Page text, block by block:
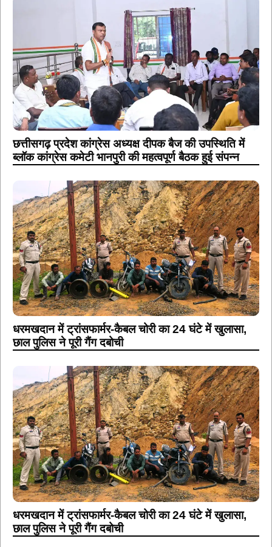
छत्तीसगढ़ प्रदेश कांग्रेस अध्यक्ष दीपक बैज की उपस्थिति में
ब्लॉक कांग्रेस कमेटी भानपुरी की महत्वपूर्ण बैठक हुई संपन्न
धरमखदान में ट्रांसफार्मर-कैबल चोरी का 24 घंटे में खुलासा,
छाल पुलिस ने पूरी गैंग दबोची
धरमखदान में ट्रांसफार्मर-कैबल चोरी का 24 घंटे में खुलासा,
छाल पुलिस ने पूरी गैंग दबोची